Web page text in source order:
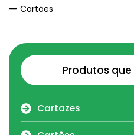
Cartões
Produtos
Cartazes